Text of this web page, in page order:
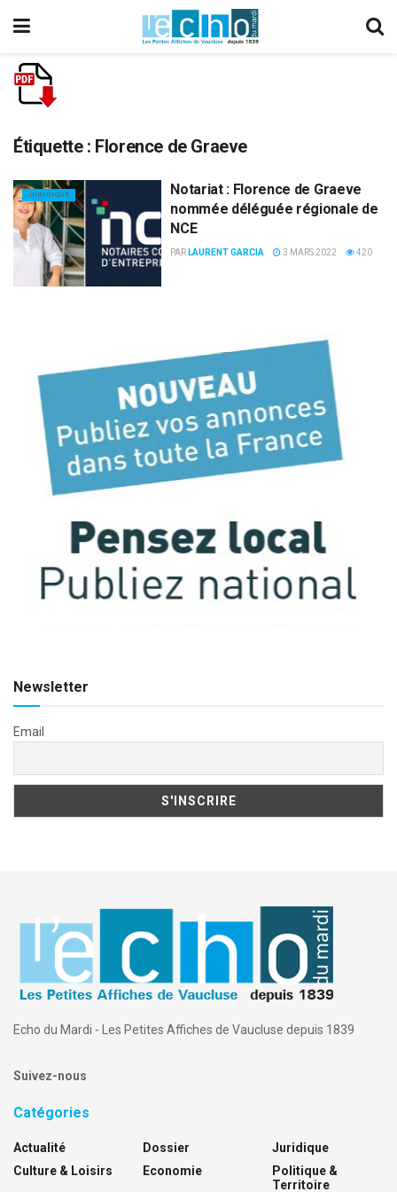
Étiquette : Florence de Graeve
JURIDIQUE
Notariat : Florence de Graeve
nommée déléguée régionale de
NCE
PAR LAURENT GARCIA 3 MARS 2022 420
Newsletter
Email
Echo du Mardi - Les Petites Affiches de Vaucluse depuis 1839
Suivez-nous
Catégories
Actualité
Culture & Loisirs
Dossier
Economie
Juridique
Politique &
Territoire